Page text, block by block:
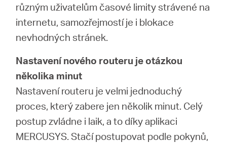
různým uživatelům časové limity strávené na
internetu, samozřejmostí je i blokace
nevhodných stránek.
Nastavení nového routeru je otázkou
několika minut
Nastavení routeru je velmi jednoduchý
proces, který zabere jen několik minut. Celý
postup zvládne i laik, a to díky aplikaci
MERCUSYS. Stačí postupovat podle pokynů,